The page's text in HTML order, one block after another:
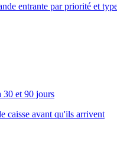
entrante par priorité et
30 et 90 jours
caisse avant qu'ils arrivent